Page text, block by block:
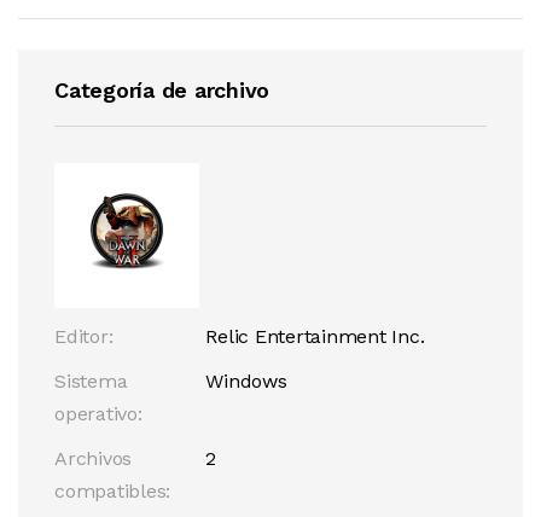
Categoría de archivo
Editor:
Relic Entertainment Inc.
Sistema
operativo:
Windows
Archivos
compatibles:
2